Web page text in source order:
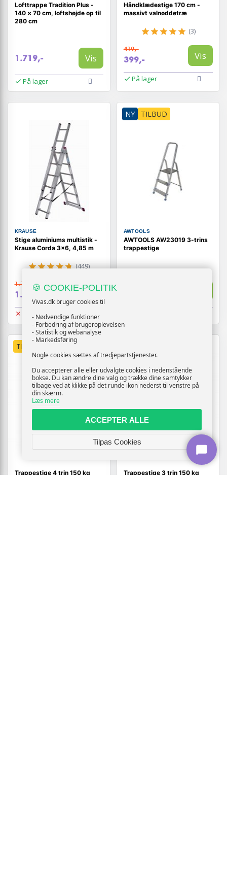
Lofttrappe Tradition Plus -
140 × 70 cm, loftshøjde op til
280 cm
1.719,- Vis
På lager
Håndklædestige 170 cm -
massivt valnøddetræ
(3)
419,-
399,- Vis
På lager
KRAUSE
Stige aluminiums multistik -
Krause Corda 3x6, 4,85 m
(449)
1.169,-
1.149,- Vis
Udsolgt
NY TILBUD
AWTOOLS
AWTOOLS AW23019 3-trins
trappestige
TILBUD
Trappestige 4 trin 150 kg
Trappestige 3 trin 150 kg
🍪 COOKIE-POLITIK
Vivas.dk bruger cookies til
- Nødvendige funktioner
- Forbedring af brugeroplevelsen
- Statistik og webanalyse
- Markedsføring
Nogle cookies sættes af tredjepartstjenester.
Du accepterer alle eller udvalgte cookies i nedenstående
bokse. Du kan ændre dine valg og trække dine samtykker
tilbage ved at klikke på det runde ikon nederst til venstre på
din skærm.
Læs mere
ACCEPTER ALLE
Tilpas Cookies